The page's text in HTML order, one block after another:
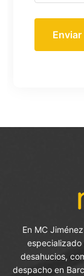
Enviar
En MC
especializado
desahucios,
despacho en